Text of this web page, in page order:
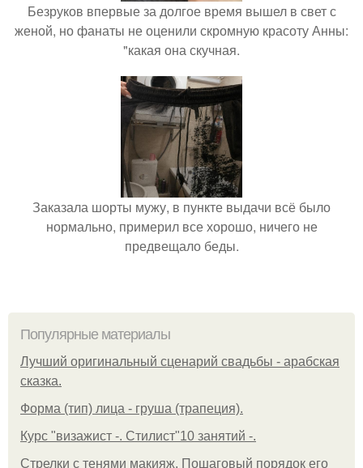
Безруков впервые за долгое время вышел в свет с
женой, но фанаты не оценили скромную красоту Анны:
"какая она скучная.
Заказала шорты мужу, в пункте выдачи всё было
нормально, примерил все хорошо, ничего не
предвещало беды.
Популярные материалы
Лучший оригинальный сценарий свадьбы - арабская
сказка.
Форма (тип) лица - груша (трапеция).
Курс "визажист -. Стилист"10 занятий -.
Стрелки с тенями макияж. Пошаговый порядок его